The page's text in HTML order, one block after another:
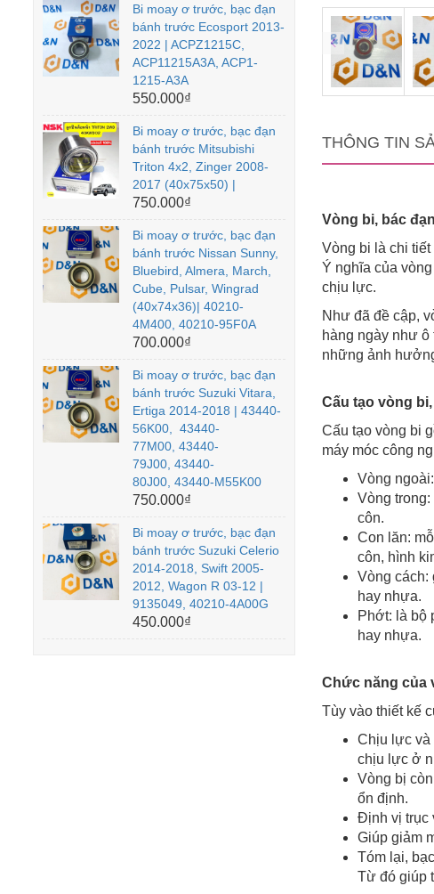
THÔNG TIN
Vòng bi, bác
Vòng bi là chi
Ý nghĩa của
chịu lực.
Như đã đề cập,
hàng ngày như
những ảnh
Cấu tạo vòng
Cấu tạo vòng bi
máy móc công
Vòng
Vòng
côn.
Con lăn:
côn, hình
Vòng cách:
hay nhựa.
Phớt: là bộ
hay nhựa.
Chức năng của
Tùy vào thiết kế
Chịu lực và
chịu lực ở
Vòng bị
ổn định.
Định vị trục
Giúp giảm
Tóm lại,
Từ đó giúp
Bi moay ơ trước, bạc đạn
bánh trước Ecosport 2013-
2022 | ACPZ1215C,
ACP11215A3A, ACP1-
1215-A3A
550.000₫
Bi moay ơ trước, bạc đạn
bánh trước Mitsubishi
Triton 4x2, Zinger 2008-
2017 (40x75x50) |
750.000₫
Bi moay ơ trước, bạc đạn
bánh trước Nissan Sunny,
Bluebird, Almera, March,
Cube, Pulsar, Wingrad
(40x74x36)| 40210-
4M400, 40210-95F0A
700.000₫
Bi moay ơ trước, bạc đạn
bánh trước Suzuki Vitara,
Ertiga 2014-2018 | 43440-
56K00, 43440-
77M00, 43440-
79J00, 43440-
80J00, 43440-M55K00
750.000₫
Bi moay ơ trước, bạc đạn
bánh trước Suzuki Celerio
2014-2018, Swift 2005-
2012, Wagon R 03-12 |
9135049, 40210-4A00G
450.000₫